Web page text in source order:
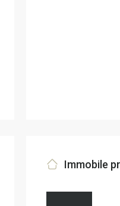
Immobile